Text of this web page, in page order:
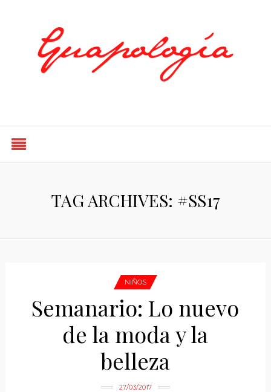
TAG ARCHIVES: #SS17
NIÑOS
Semanario: Lo nuevo
de la moda y la
belleza
27/03/2017